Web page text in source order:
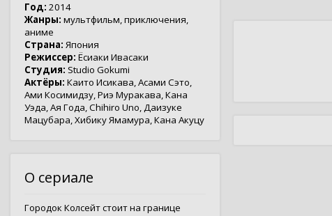
Год: 2014
Жанры: мультфильм,приключения,
аниме
Страна: Япония
Режиссер: Ёсиаки Ивасаки
Студия: Studio Gokumi
Актёры: Каито Исикава,Асами Сэто,
Ами Косимидзу,Риэ Муракава,Кана
Уэда,Ая Года,Chihiro Uno,Даизуке
Мацубара,Хибику Ямамура,Кана Акуцу
О сериале
Городок Колсейт стоит на границе